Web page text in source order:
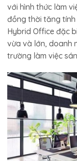
với hình thức làm
đồng thời tăng tính
Hybrid Office đặc
vừa và lớn, doanh
trường làm việc